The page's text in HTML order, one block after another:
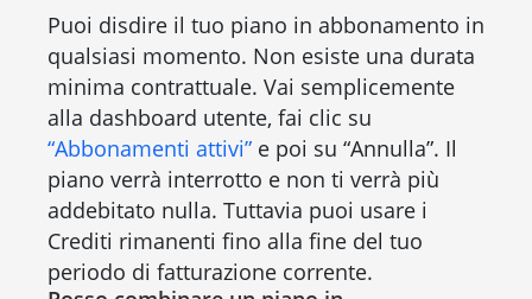
Puoi disdire il tuo piano in abbonamento in
qualsiasi momento. Non esiste una durata
minima contrattuale. Vai semplicemente
alla dashboard utente, fai clic su
“Abbonamenti attivi” e poi su “Annulla”. Il
piano verrà interrotto e non ti verrà più
addebitato nulla. Tuttavia puoi usare i
Crediti rimanenti fino alla fine del tuo
periodo di fatturazione corrente.